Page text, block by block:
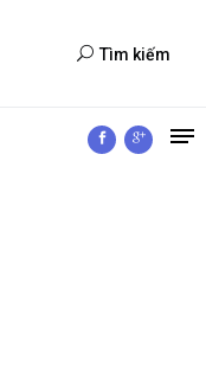
Tìm kiếm